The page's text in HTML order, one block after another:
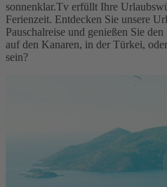
sonnenklar.Tv erfüllt Ihre
Ferienzeit. Entdecken Sie unsere
Pauschalreise und genießen Sie
auf den Kanaren, in der Türkei,
sein?